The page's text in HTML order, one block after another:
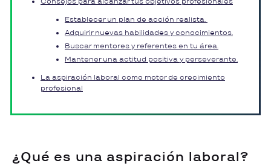
Establecer un plan de acción realista.
Adquirir nuevas habilidades y conocimientos.
Buscar mentores y referentes en tu área.
Mantener una actitud positiva y perseverante.
La aspiración laboral como motor de crecimiento
profesional
¿Qué es una aspiración laboral?